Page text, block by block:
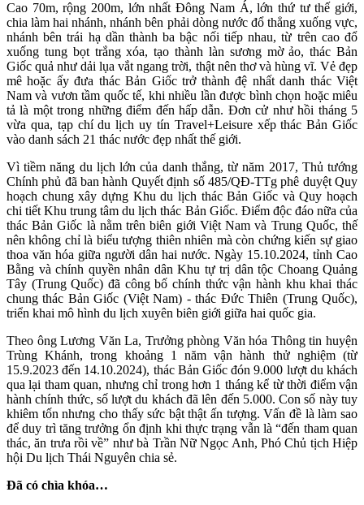
Cao 70m, rộng 200m, lớn nhất Đông Nam Á, lớn thứ tư thế giới,
chia làm hai nhánh, nhánh bên phải dòng nước đổ thẳng xuống vực,
nhánh bên trái hạ dần thành ba bậc nối tiếp nhau, từ trên cao đổ
xuống tung bọt trắng xóa, tạo thành làn sương mờ ảo, thác Bản
Giốc quả như dải lụa vắt ngang trời, thật nên thơ và hùng vĩ. Vẻ đẹp
mê hoặc ấy đưa thác Bản Giốc trở thành đệ nhất danh thác Việt
Nam và vươn tầm quốc tế, khi nhiều lần được bình chọn hoặc miêu
tả là một trong những điểm đến hấp dẫn. Đơn cử như hồi tháng 5
vừa qua, tạp chí du lịch uy tín Travel+Leisure xếp thác Bản Giốc
vào danh sách 21 thác nước đẹp nhất thế giới.
Vì tiềm năng du lịch lớn của danh thắng, từ năm 2017, Thủ tướng
Chính phủ đã ban hành Quyết định số 485/QĐ-TTg phê duyệt Quy
hoạch chung xây dựng Khu du lịch thác Bản Giốc và Quy hoạch
chi tiết Khu trung tâm du lịch thác Bản Giốc. Điểm độc đáo nữa của
thác Bản Giốc là nằm trên biên giới Việt Nam và Trung Quốc, thế
nên không chỉ là biểu tượng thiên nhiên mà còn chứng kiến sự giao
thoa văn hóa giữa người dân hai nước. Ngày 15.10.2024, tỉnh Cao
Bằng và chính quyền nhân dân Khu tự trị dân tộc Choang Quảng
Tây (Trung Quốc) đã công bố chính thức vận hành khu khai thác
chung thác Bản Giốc (Việt Nam) - thác Đức Thiên (Trung Quốc),
triển khai mô hình du lịch xuyên biên giới giữa hai quốc gia.
Theo ông Lương Văn La, Trưởng phòng Văn hóa Thông tin huyện
Trùng Khánh, trong khoảng 1 năm vận hành thử nghiệm (từ
15.9.2023 đến 14.10.2024), thác Bản Giốc đón 9.000 lượt du khách
qua lại tham quan, nhưng chỉ trong hơn 1 tháng kể từ thời điểm vận
hành chính thức, số lượt du khách đã lên đến 5.000. Con số này tuy
khiêm tốn nhưng cho thấy sức bật thật ấn tượng. Vấn đề là làm sao
để duy trì tăng trưởng ổn định khi thực trạng vẫn là “đến tham quan
thác, ăn trưa rồi về” như bà Trần Nữ Ngọc Anh, Phó Chủ tịch Hiệp
hội Du lịch Thái Nguyên chia sẻ.
Đã có chìa khóa…